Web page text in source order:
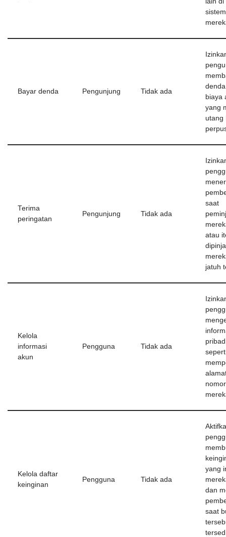
Bayar denda Pengunjung Tidak ada
biaya
yang
utang
Terima
peringatan
Pengunjung Tidak ada
saat
atau
jatuh
Kelola
informasi
akun
Pengguna Tidak ada
Kelola daftar
keinginan
Pengguna Tidak ada
yang
dan
saat